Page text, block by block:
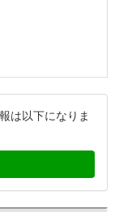
は以下になりま